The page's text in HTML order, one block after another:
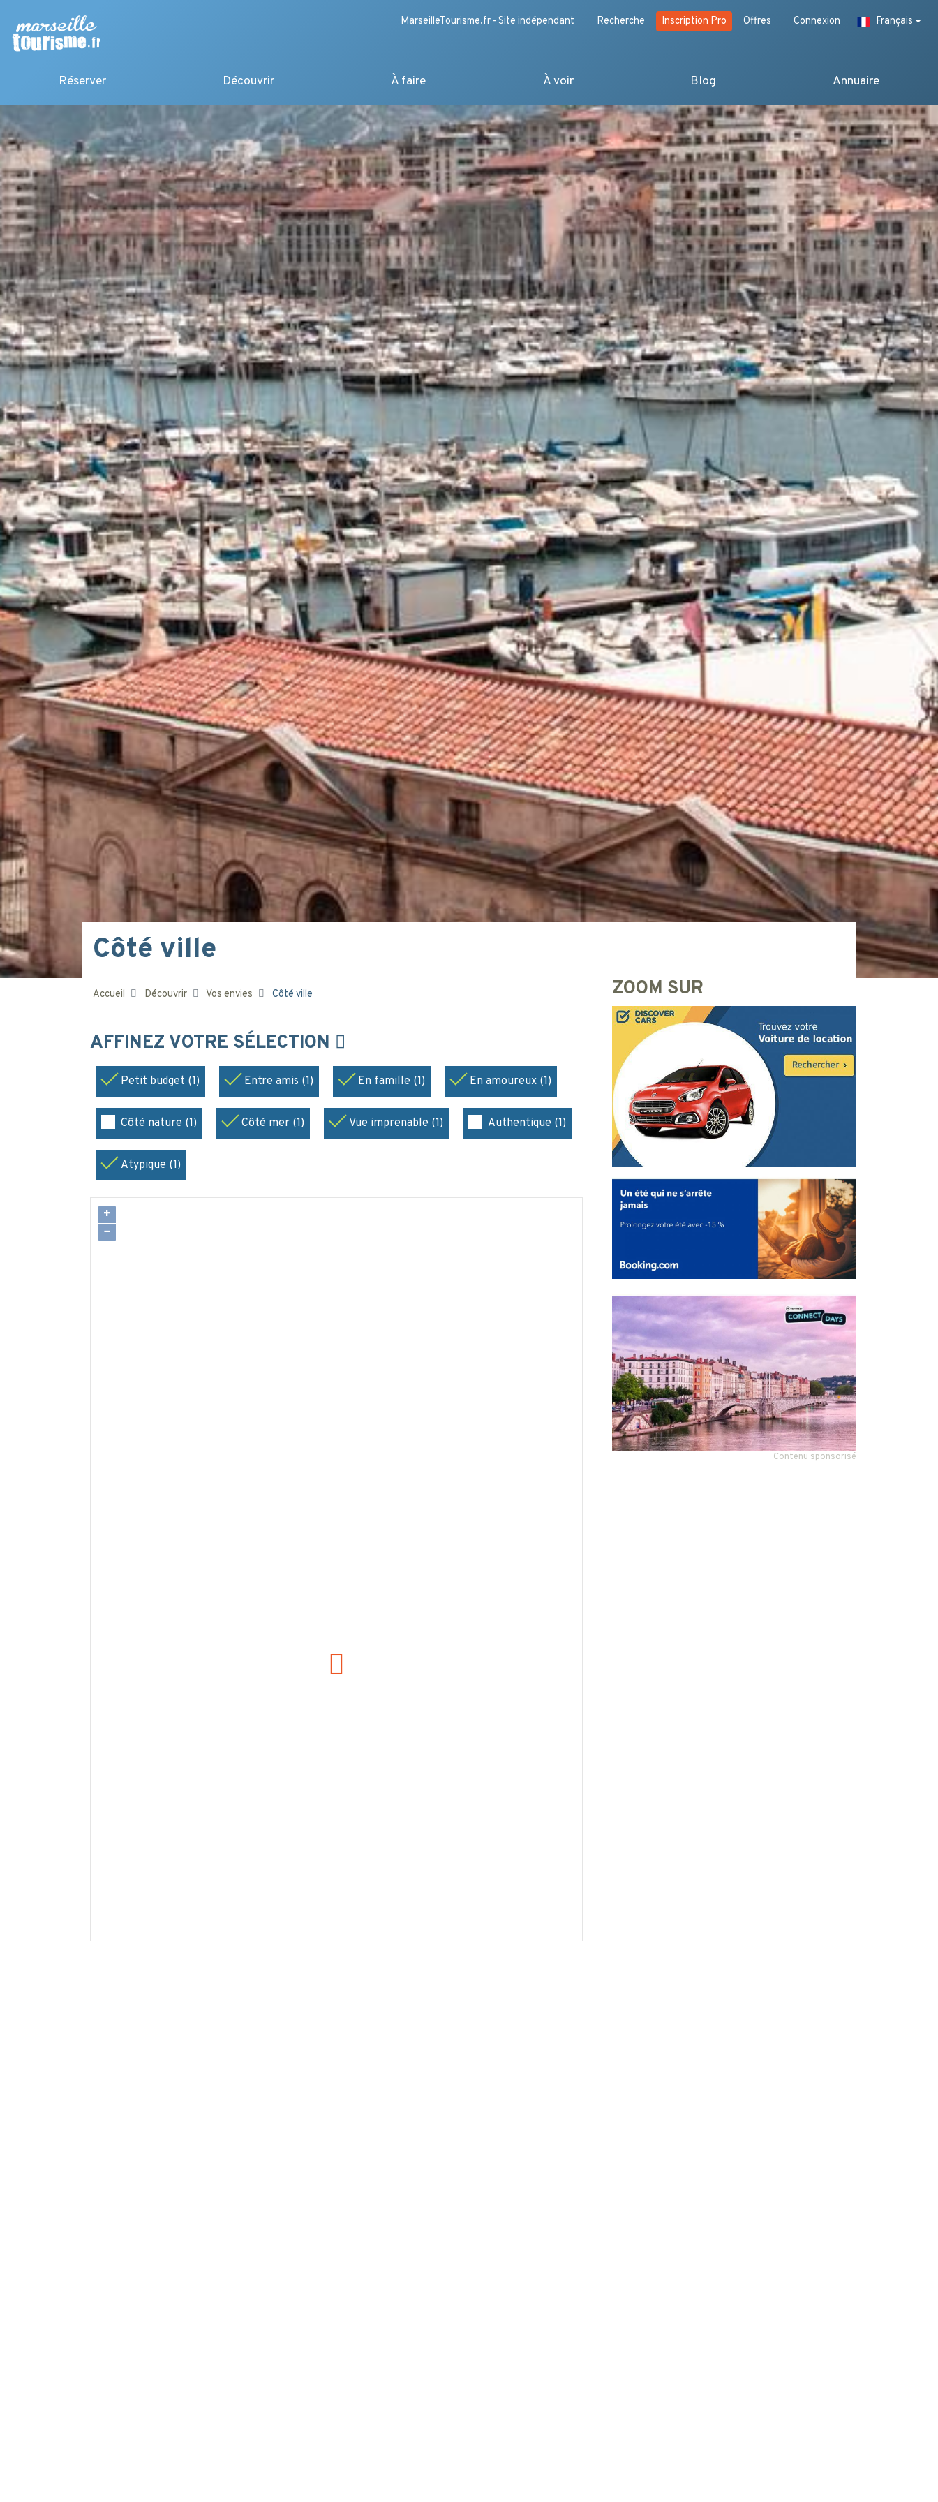
MarseilleTourisme.fr - Site indépendant Recherche Inscription Pro Offres Connexion Français
Réserver Découvrir À faire À voir Blog Annuaire
Côté ville
Accueil Découvrir Vos envies Côté ville
AFFINEZ VOTRE SÉLECTION
Petit budget (1) Entre amis (1) En famille (1) En amoureux (1)
Côté nature (1) Côté mer (1) Vue imprenable (1) Authentique (1)
Atypique (1)
+
−
ZOOM SUR
Contenu sponsorisé